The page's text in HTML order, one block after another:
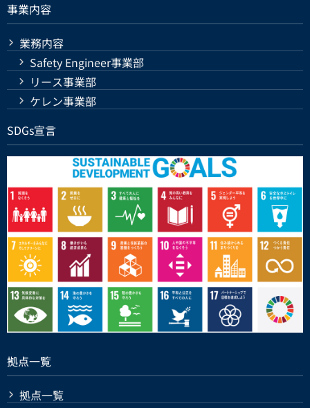
事業内容
業務内容
Safety Engineer事業部
リース事業部
ケレン事業部
SDGs宣言
拠点一覧
拠点一覧